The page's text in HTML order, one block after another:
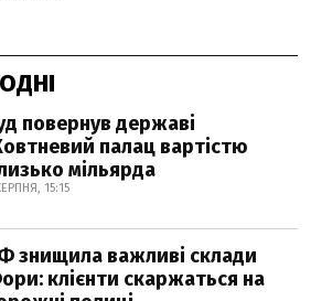
повернув державі
палац вартістю
мільярда
15:15
знищила важливі склади
клієнти скаржаться на